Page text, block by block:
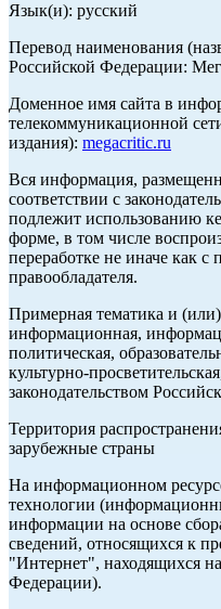
Язык(и): русский
Перевод наименования
Российской Федерации:
Доменное имя сайта в
телекоммуникационной
издания): megacritic.ru
Вся информация,
соответствии с
подлежит использованию
форме, в том числе
переработке не иначе как
правообладателя.
Примерная тематика и
информационная,
политическая,
культурно-
законодательством
Территория
зарубежные страны
На информационном
технологии
информации на основе
сведений, относящихся к
"Интернет", находящихся
Федерации).